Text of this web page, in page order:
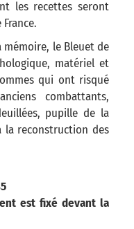
les recettes seront
le Bleuet de
matériel et
qui ont risqué
combattants,
pupille de la
la reconstruction des
est fixé devant la